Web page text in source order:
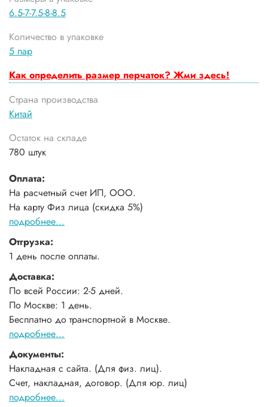
6.5-7-7.5-8-8.5
Количество в упаковке
5 пар
Как определить размер перчаток? Жми здесь!
Страна производства
Китай
Остаток на складе
780 штук
Оплата:
На расчетный счет ИП, ООО.
На карту Физ лица (скидка 5%)
подробнее...
Отгрузка:
1 день после оплаты.
Доставка:
По всей России: 2-5 дней.
По Москве: 1 день.
Бесплатно до транспортной в Москве.
подробнее...
Документы:
Накладная с сайта. (Для физ. лиц).
Счет, накладная, договор. (Для юр. лиц)
подробнее...